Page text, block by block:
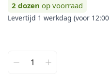
2 dozen op voorraad
Levertijd 1 werkdag (voor